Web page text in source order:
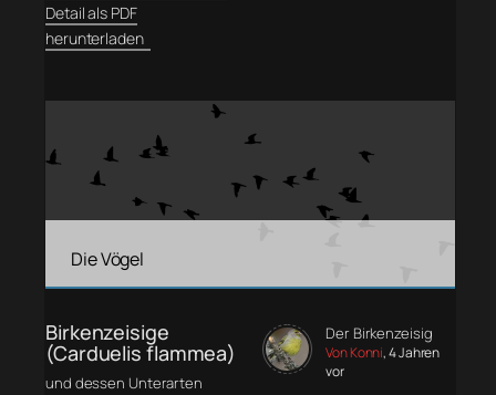
Detail als PDF
herunterladen
Die Vögel
Birkenzeisige
(Carduelis flammea)
und dessen Unterarten
Der Birkenzeisig
Von Konni, 4 Jahren
vor